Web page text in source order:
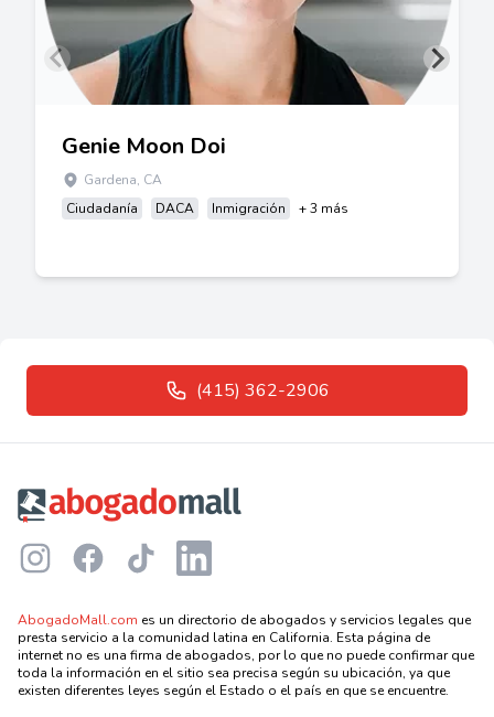
Genie Moon Doi
Gardena, CA
Ciudadanía
DACA Inmigración + 3 más
(415) 362-2906
InstagramFacebookTikTok LinkedIn
AbogadoMall.com es un directorio de abogados y servicios legales que
presta servicio a la comunidad latina en California. Esta página de
internet no es una firma de abogados, por lo que no puede confirmar que
toda la información en el sitio sea precisa según su ubicación, ya que
existen diferentes leyes según el Estado o el país en que se encuentre.